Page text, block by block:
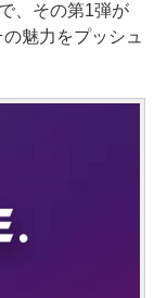
、その第1弾が
魅力をプッシュ